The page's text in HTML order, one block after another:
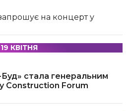
на концерт у
19 КВІТНЯ
стала генеральним
Construction Forum